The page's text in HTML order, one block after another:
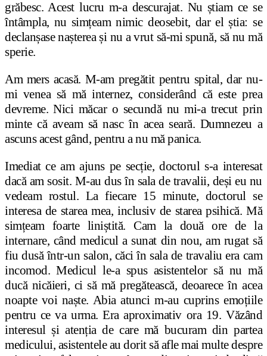
grăbesc. Acest lucru m-a descurajat. Nu știam ce se
întâmpla, nu simțeam nimic deosebit, dar el știa: se
declanșase nașterea și nu a vrut să-mi spună, să nu mă
sperie.
Am mers acasă. M-am pregătit pentru spital, dar nu-
mi venea să mă internez, considerând că este prea
devreme. Nici măcar o secundă nu mi-a trecut prin
minte că aveam să nasc în acea seară. Dumnezeu a
ascuns acest gând, pentru a nu mă panica.
Imediat ce am ajuns pe secție, doctorul s-a interesat
dacă am sosit. M-au dus în sala de travalii, deși eu nu
vedeam rostul. La fiecare 15 minute, doctorul se
interesa de starea mea, inclusiv de starea psihică. Mă
simțeam foarte liniștită. Cam la două ore de la
internare, când medicul a sunat din nou, am rugat să
fiu dusă într-un salon, căci în sala de travaliu era cam
incomod. Medicul le-a spus asistentelor să nu mă
ducă nicăieri, ci să mă pregătească, deoarece în acea
noapte voi naște. Abia atunci m-au cuprins emoțiile
pentru ce va urma. Era aproximativ ora 19. Văzând
interesul și atenția de care mă bucuram din partea
medicului, asistentele au dorit să afle mai multe despre